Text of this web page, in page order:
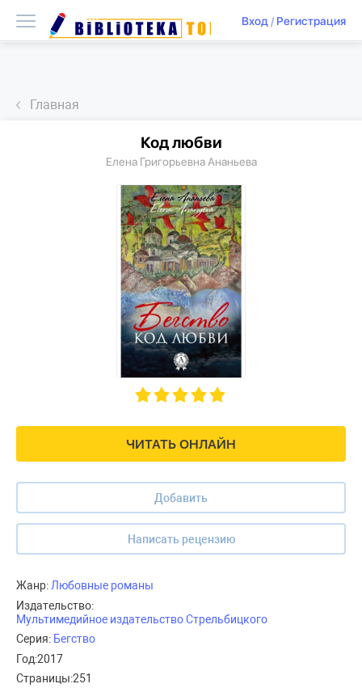
Вход/ Регистрация
Главная
ЧИТАТЬ ОНЛАЙН
Добавить
Написать рецензию
Код любви
Елена Григорьевна Ананьева
Жанр:Любовные романы
Издательство:
Мультимедийное издательство Стрельбицкого
Серия: Бегство
Год:2017
Страницы:251